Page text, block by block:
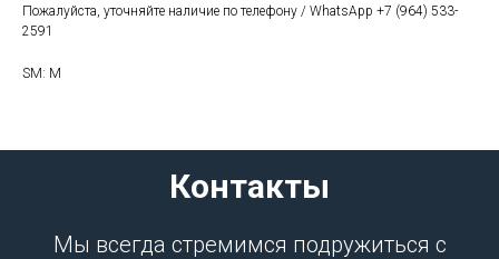
Пожалуйста, уточняйте наличие по телефону / WhatsApp +7 (964) 533-
2591
SM: M
Контакты
Мы всегда стремимся подружиться с